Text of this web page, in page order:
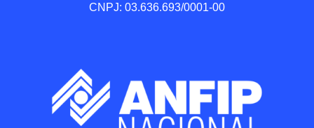
CNPJ: 03.636.693/0001-00